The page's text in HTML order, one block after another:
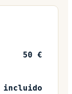
50 €
incluido